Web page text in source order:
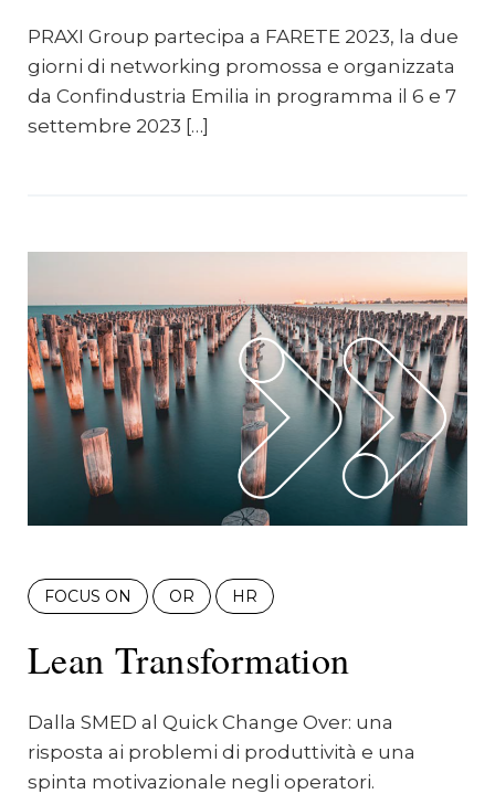
PRAXI Group partecipa a FARETE 2023, la due
giorni di networking promossa e organizzata
da Confindustria Emilia in programma il 6 e 7
settembre 2023 […]
FOCUS ON OR HR
Lean Transformation
Dalla SMED al Quick Change Over: una
risposta ai problemi di produttività e una
spinta motivazionale negli operatori.